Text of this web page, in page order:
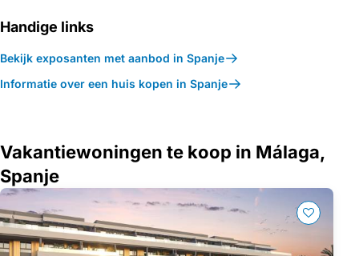
Handige links
Bekijk exposanten met aanbod in Spanje
Informatie over een huis kopen in Spanje
Vakantiewoningen te koop in Málaga,
Spanje